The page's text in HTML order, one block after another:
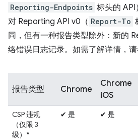
Reporting-Endpoints 标头的
对 Reporting API v0（ Report-To
同，但有一种报告类型除外：新的
络错误日志记录。如需了解详情，
报告类型 Chrome
Chrome
iOS
CSP 违规
（仅限 3
级）*
✔ 是 ✔ 是